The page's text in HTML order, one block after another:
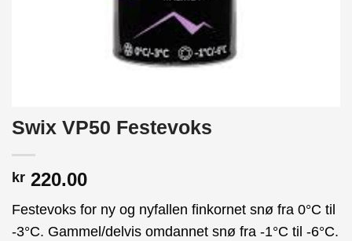
Swix VP50 Festevoks
kr 220.00
Festevoks for ny og nyfallen finkornet snø fra 0°C til
-3°C. Gammel/delvis omdannet snø fra -1°C til -6°C.